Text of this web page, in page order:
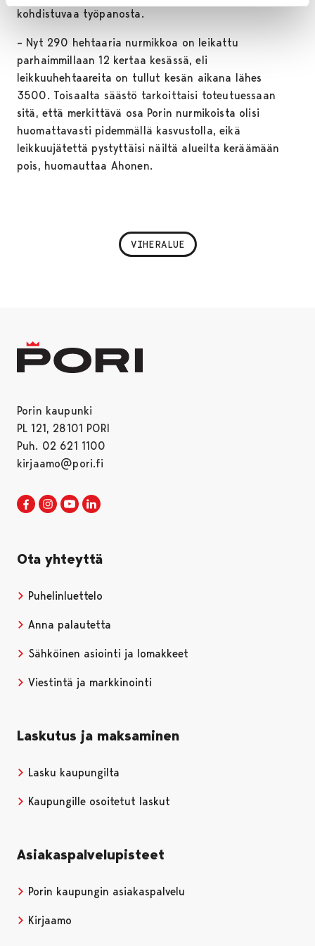
kohdistuvaa työpanosta.
– Nyt 290 hehtaaria nurmikkoa on leikattu
parhaimmillaan 12 kertaa kesässä, eli
leikkuuhehtaareita on tullut kesän aikana lähes
3500. Toisaalta säästö tarkoittaisi toteutuessaan
sitä, että merkittävä osa Porin nurmikoista olisi
huomattavasti pidemmällä kasvustolla, eikä
leikkuujätettä pystyttäisi näiltä alueilta keräämään
pois, huomauttaa Ahonen.
VIHERALUE
Porin kaupunki
PL 121, 28101 PORI
Puh. 02 621 1100
kirjaamo@pori.fi
Porin kaupunki Facebookissa
Avautuu uudessa välilehdessä
Porin kaupunki Instagramissa
Avautuu uudessa välilehdessä
Porin kaupunki Youtubessa
Avautuu uudessa välilehdessä
Ota yhteyttä
Puhelinluettelo
Anna palautetta
Sähköinen asiointi ja lomakkeet
Viestintä ja markkinointi
Laskutus ja maksaminen
Lasku kaupungilta
Kaupungille osoitetut laskut
Asiakaspalvelupisteet
Porin kaupungin asiakaspalvelu
Kirjaamo